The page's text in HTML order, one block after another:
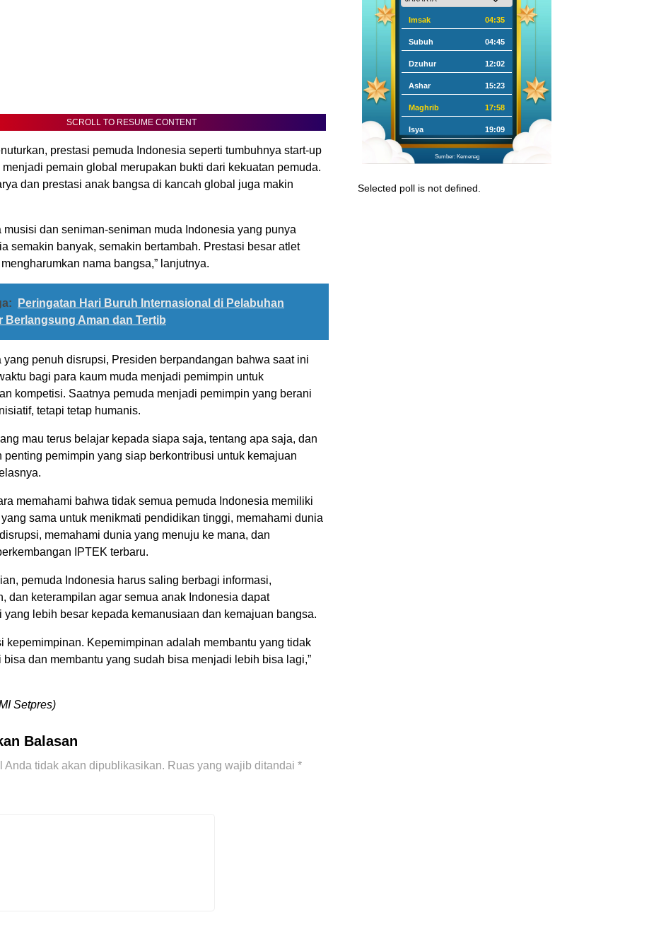
SCROLL TO RESUME CONTENT
prestasi pemuda Indonesia seperti tumbuhnya start-up
pemain global merupakan bukti dari kekuatan pemuda.
dan prestasi anak bangsa di kancah global juga makin
musisi dan seniman-seniman muda Indonesia yang punya
semakin banyak, semakin bertambah. Prestasi besar atlet
nama bangsa,” lanjutnya.
Peringatan Hari Buruh Internasional di Pelabuhan
Berlangsung Aman dan Tertib
yang penuh disrupsi, Presiden berpandangan bahwa saat ini
bagi para kaum muda menjadi pemimpin untuk
kompetisi. Saatnya pemuda menjadi pemimpin yang berani
tetapi tetap humanis.
mau terus belajar kepada siapa saja, tentang apa saja, dan
penting pemimpin yang siap berkontribusi untuk kemajuan
memahami bahwa tidak semua pemuda Indonesia memiliki
sama untuk menikmati pendidikan tinggi, memahami dunia
memahami dunia yang menuju ke mana, dan
IPTEK terbaru.
pemuda Indonesia harus saling berbagi informasi,
dan keterampilan agar semua anak Indonesia dapat
yang lebih besar kepada kemanusiaan dan kemajuan bangsa.
kepemimpinan. Kepemimpinan adalah membantu yang tidak
bisa dan membantu yang sudah bisa menjadi lebih bisa lagi,”
Setpres)
Balasan
Anda tidak akan dipublikasikan. Ruas yang wajib ditandai *
Imsak 04:35
Subuh 04:45
Dzuhur 12:02
Ashar 15:23
Maghrib 17:58
Isya 19:09
Sumber: Kemenag
Selected poll is not defined.